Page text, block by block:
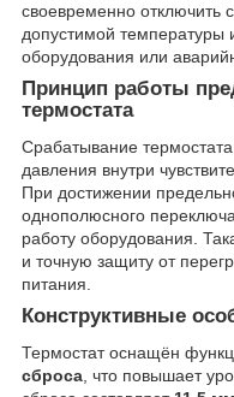
своевременно отключить
допустимой температуры
оборудования или
Принцип работы
термостата
Срабатывание
давления внутри
При достижении
однополюсного
работу оборудования.
и точную защиту от
питания.
Конструктивные
Термостат оснащён
сброса , что повышает